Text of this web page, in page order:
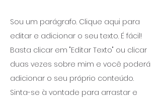
Sou um parágrafo. Clique aqui para
editar e adicionar o seu texto. É fácil!
Basta clicar em "Editar Texto" ou clicar
duas vezes sobre mim e você poderá
adicionar o seu próprio conteúdo.
Sinta-se à vontade para arrastar e